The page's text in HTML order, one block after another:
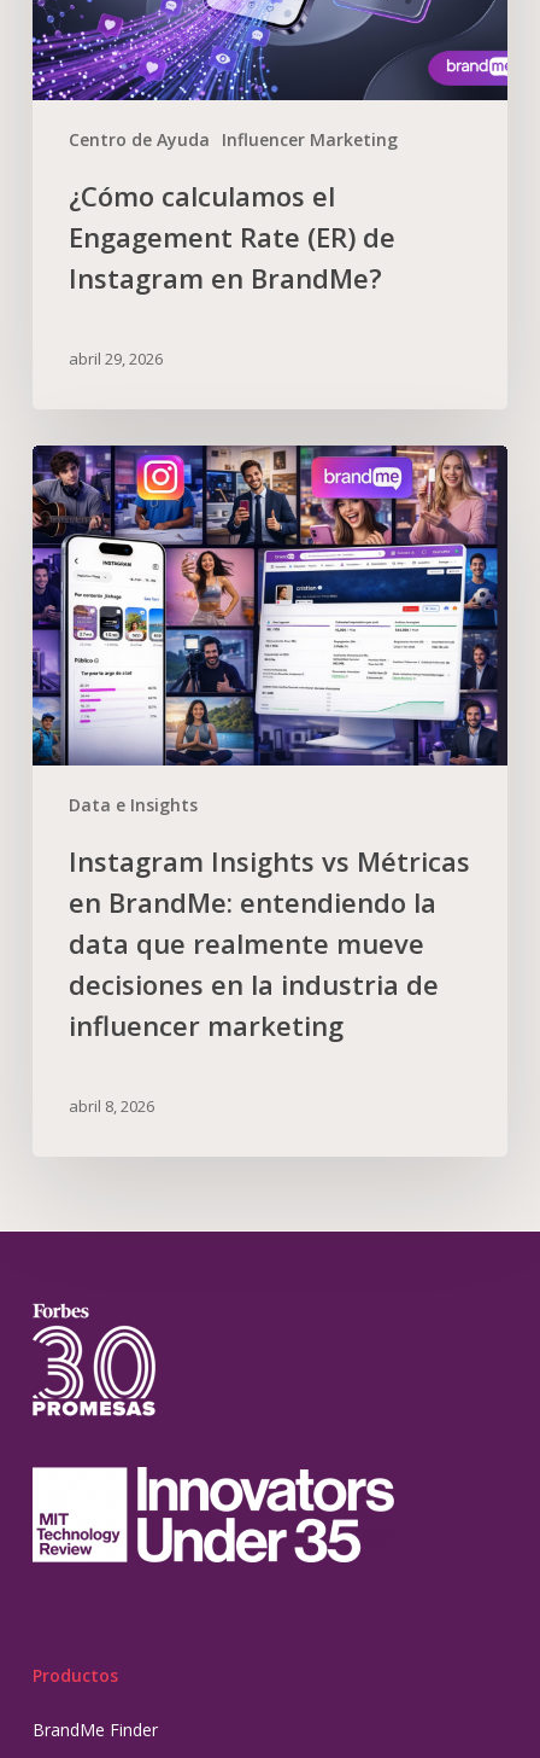
Centro de Ayuda Influencer Marketing
¿Cómo calculamos el
Engagement Rate (ER) de
Instagram en BrandMe?
abril 29, 2026
Data e Insights
Instagram Insights vs Métricas
en BrandMe: entendiendo la
data que realmente mueve
decisiones en la industria de
influencer marketing
abril 8, 2026
Productos
BrandMe Finder